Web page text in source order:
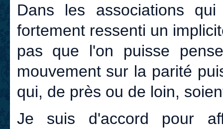
Dans les associations
fortement ressenti un
pas que l'on puisse
mouvement sur la parité
qui, de près ou de loin,
Je suis d'accord pour